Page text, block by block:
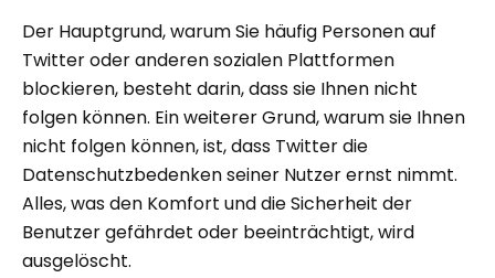
Der Hauptgrund, warum Sie häufig Personen auf
Twitter oder anderen sozialen Plattformen
blockieren, besteht darin, dass sie Ihnen nicht
folgen können. Ein weiterer Grund, warum sie Ihnen
nicht folgen können, ist, dass Twitter die
Datenschutzbedenken seiner Nutzer ernst nimmt.
Alles, was den Komfort und die Sicherheit der
Benutzer gefährdet oder beeinträchtigt, wird
ausgelöscht.